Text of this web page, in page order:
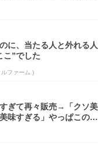
に、当たる人と外れる人
こ”でした
ファーム )
ぎて再々販売→「クソ美
味すぎる」やっぱこのク